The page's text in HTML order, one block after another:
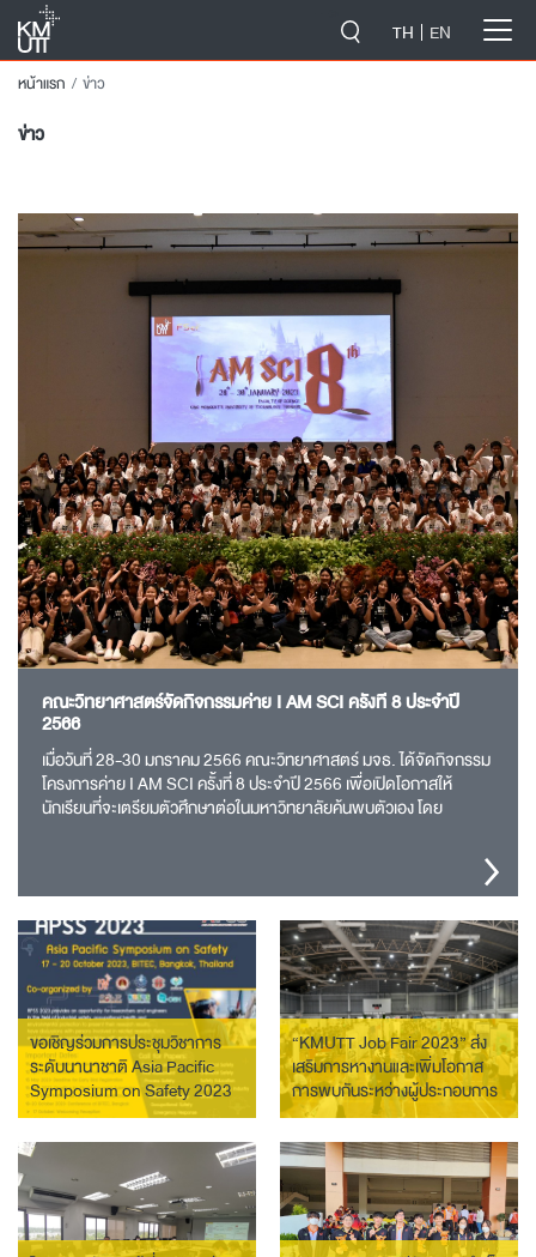
TH EN
หน้าแรก ข่าว
ข่าว
คณะวิทยาศาสตร์จัดกิจกรรมค่าย I AM SCI ครั้งที่ 8 ประจำปี
2566
เมื่อวันที่ 28-30 มกราคม 2566 คณะวิทยาศาสตร์ มจธ. ได้จัดกิจกรรม
โครงการค่าย I AM SCI ครั้งที่ 8 ประจำปี 2566 เพื่อเปิดโอกาสให้
นักเรียนที่จะเตรียมตัวศึกษาต่อในมหาวิทยาลัยค้นพบตัวเอง โดย
ขอเชิญร่วมการประชุมวิชาการ
ระดับนานาชาติ Asia Pacific
Symposium on Safety 2023
(APSS 2023)
“KMUTT Job Fair 2023” ส่ง
เสริมการหางานและเพิ่มโอกาส
การพบกันระหว่างผู้ประกอบการ
และนักศึกษา